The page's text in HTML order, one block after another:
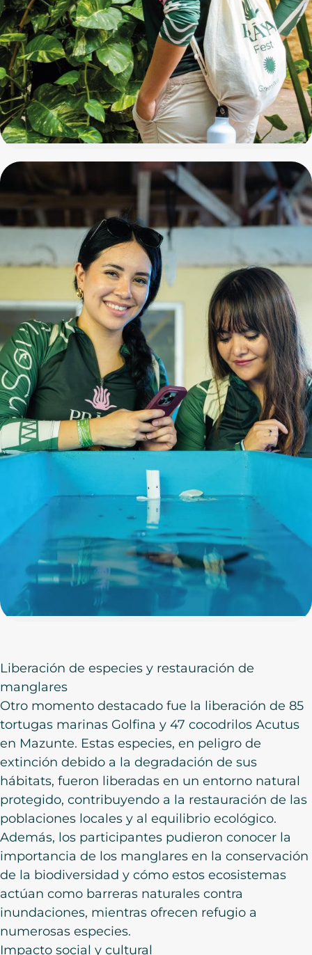
Liberación de especies y restauración de
manglares
Otro momento destacado fue la liberación de 85
tortugas marinas Golfina y 47 cocodrilos Acutus
en Mazunte. Estas especies, en peligro de
extinción debido a la degradación de sus
hábitats, fueron liberadas en un entorno natural
protegido, contribuyendo a la restauración de las
poblaciones locales y al equilibrio ecológico.
Además, los participantes pudieron conocer la
importancia de los manglares en la conservación
de la biodiversidad y cómo estos ecosistemas
actúan como barreras naturales contra
inundaciones, mientras ofrecen refugio a
numerosas especies.
Impacto social y cultural